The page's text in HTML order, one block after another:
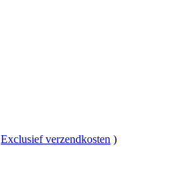
Exclusief verzendkosten )